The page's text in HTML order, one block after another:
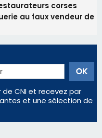
corses
au faux vendeur de
CNI et recevez par
et une sélection de